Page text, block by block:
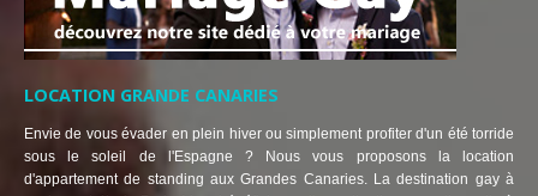
LOCATION GRANDE CANARIES
Envie de vous évader en plein hiver ou simplement profiter d'un été torride
sous le soleil de l'Espagne ? Nous vous proposons la location
d'appartement de standing aux Grandes Canaries. La destination gay à